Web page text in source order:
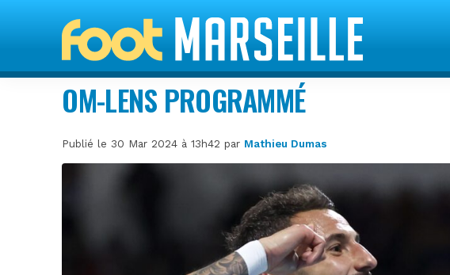
OM-LENS PROGRAMMÉ
Publié le 30 Mar 2024 à 13h42 par Mathieu Dumas